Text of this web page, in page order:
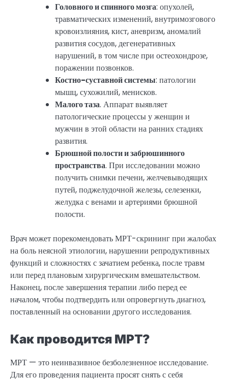
Головного и спинного мозга: опухолей,
травматических изменений, внутримозгового
кровоизлияния, кист, аневризм, аномалий
развития сосудов, дегенеративных
нарушений, в том числе при остеохондрозе,
поражении позвонков.
Костно-суставной системы: патологии
мышц, сухожилий, менисков.
Малого таза. Аппарат выявляет
патологические процессы у женщин и
мужчин в этой области на ранних стадиях
развития.
Брюшной полости и забрюшинного
пространства. При исследовании можно
получить снимки печени, желчевыводящих
путей, поджелудочной железы, селезенки,
желудка с венами и артериями брюшной
полости.
Врач может порекомендовать МРТ-скрининг при жалобах
на боль неясной этиологии, нарушении репродуктивных
функций и сложностях с зачатием ребенка, после травм
или перед плановым хирургическим вмешательством.
Наконец, после завершения терапии либо перед ее
началом, чтобы подтвердить или опровергнуть диагноз,
поставленный на основании другого исследования.
Как проводится МРТ?
МРТ — это неинвазивное безболезненное исследование.
Для его проведения пациента просят снять с себя